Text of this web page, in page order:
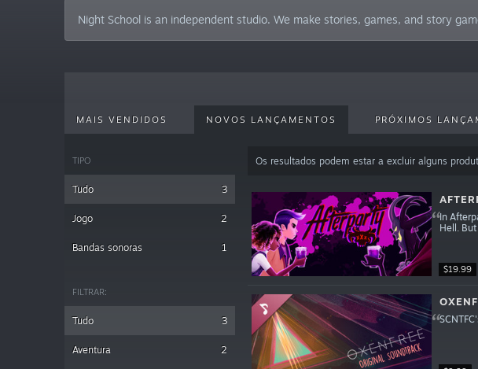
Night School is an independent studio. We make stories, games, and story
MAIS VENDIDOS NOVOS LANÇAMENTOS PRÓXIMOS
TIPO
Tudo 3
Jogo 2
Bandas sonoras 1
FILTRAR:
Tudo 3
Aventura 2
Os resultados podem estar a excluir alguns
$19.99
In
Hell.